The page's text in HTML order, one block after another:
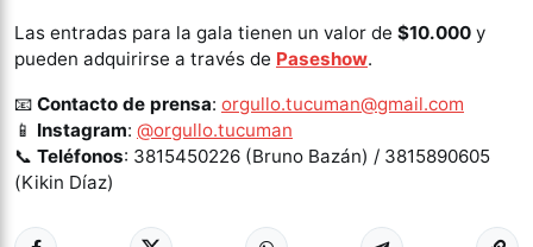
Las entradas para la gala tienen un valor de $10.000 y
pueden adquirirse a través de Paseshow.
📧 Contacto de prensa: orgullo.tucuman@gmail.com
📱 Instagram: @orgullo.tucuman
📞 Teléfonos: 3815450226 (Bruno Bazán) / 3815890605
(Kikin Díaz)